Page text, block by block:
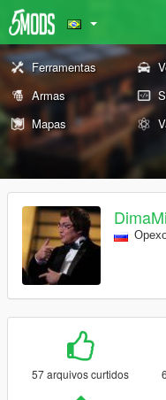
Ferramentas
Armas
Mapas
57 arquivos curtidos